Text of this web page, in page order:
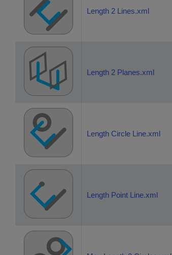
Length 2 Lines.xml
Length 2 Planes.xml
Length Circle Line.xml
Length Point Line.xml